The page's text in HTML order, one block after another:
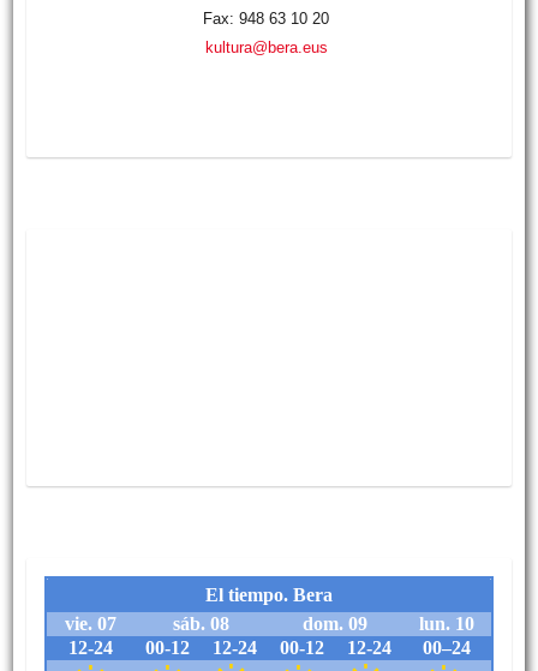
Fax: 948 63 10 20
kultura@bera.eus